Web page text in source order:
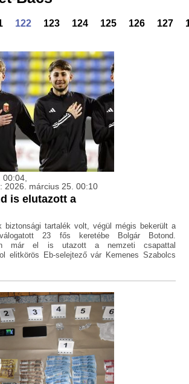
122 123 124 125 126 127
00:04,
2026. március 25. 00:10
is elutazott a
biztonsági tartalék volt, végül mégis bekerült a
23 fős keretébe Bolgár Botond.
már el is utazott a nemzeti csapattal
elitkörös Eb-selejtező vár Kemenes Szabolcs